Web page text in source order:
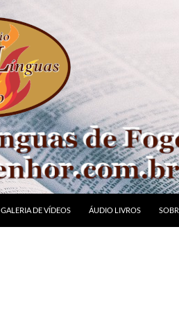
GALERIA DE VÍDEOS ÁUDIO LIVROS